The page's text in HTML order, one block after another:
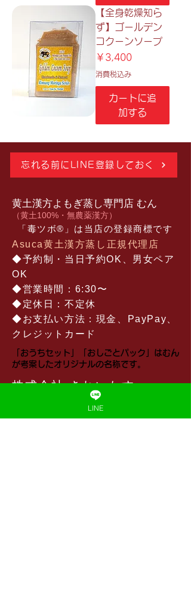
【全身乾燥知ら
ず】ゴールデン
コクーンソープ
価格
￥3,400
消費税込み
カートに追
加する
忘れる前にLINE登録しておく
黄土漢方よもぎ蒸し専門店 むん
​（黄土100%・無農薬漢方）
Asuca黄土漢方蒸し正規代理店
◆予約制・当日予約OK、男女ペア
OK​
◆営業時間：6:30〜
◆定休日：不定休
​◆お支払い方法：現金、PayPay、
クレジットカード
「毒ツボ®︎」は当店の登録商標です
​「おうちセット」「おしごとパック」はむん
が考案したオリジナルの名称です。
株式会社 きれいたす
特定商取引法に基づく表記
LINE